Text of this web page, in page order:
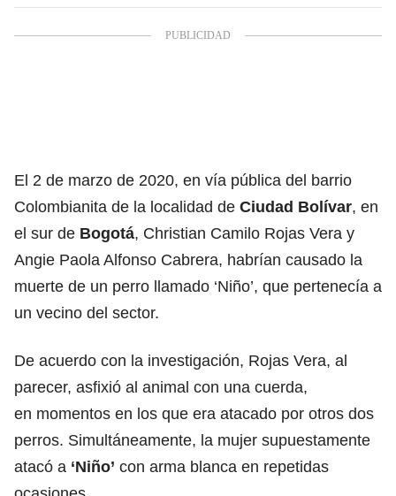
El 2 de marzo de 2020, en vía pública del barrio
Colombianita de la localidad de Ciudad Bolívar, en
el sur de Bogotá, Christian Camilo Rojas Vera y
Angie Paola Alfonso Cabrera, habrían causado la
muerte de un perro llamado ‘Niño’, que pertenecía a
un vecino del sector.
De acuerdo con la investigación, Rojas Vera, al
parecer, asfixió al animal con una cuerda,
en momentos en los que era atacado por otros dos
perros. Simultáneamente, la mujer supuestamente
atacó a ‘Niño’ con arma blanca en repetidas